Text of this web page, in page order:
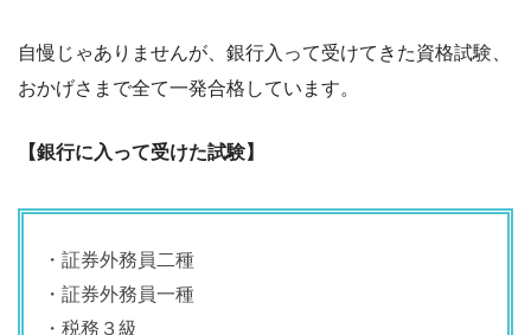
自慢じゃありませんが、銀行入って受けてきた資格試験、
おかげさまで全て一発合格しています。
【銀行に入って受けた試験】
・証券外務員二種
・証券外務員一種
・税務３級